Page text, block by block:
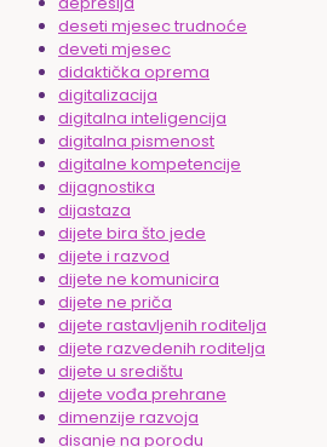
deseti mjesec trudnoće
deveti mjesec
didaktička oprema
digitalizacija
digitalna inteligencija
digitalna pismenost
digitalne kompetencije
dijagnostika
dijastaza
dijete bira što jede
dijete i razvod
dijete ne komunicira
dijete ne priča
dijete rastavljenih roditelja
dijete razvedenih roditelja
dijete u središtu
dijete vođa prehrane
dimenzije razvoja
disanje na porodu